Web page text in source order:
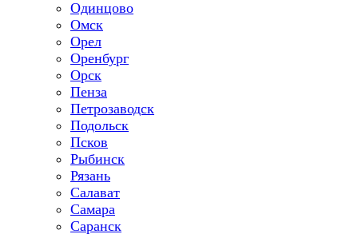
Одинцово
Омск
Орел
Оренбург
Орск
Пенза
Петрозаводск
Подольск
Псков
Рыбинск
Рязань
Салават
Самара
Саранск